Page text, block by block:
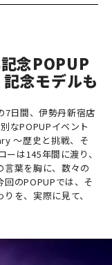
念POPUP
念モデルも
7日間、伊勢丹新宿店
なPOPUPイベント
～歴史と挑戦、そ
は145年間に渡り、
言葉を胸に、数々の
のPOPUPでは、そ
を、実際に見て、